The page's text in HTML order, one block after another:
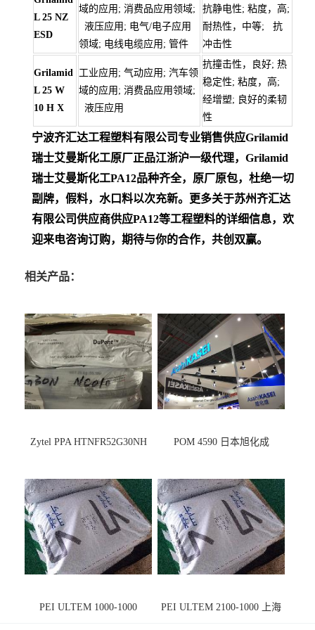
L 25 NZ
ESD
域的应用; 消费品应用领域;
液压应用; 电气/电子应用
领域; 电线电缆应用; 管件
抗静电性; 粘度，高;
耐热性，中等; 抗
冲击性
Grilamid
L 25 W
10 H X
工业应用; 气动应用; 汽车领
域的应用; 消费品应用领域;
液压应用
抗撞击性，良好; 热
稳定性; 粘度，高;
经增塑; 良好的柔韧
性
宁波齐汇达工程塑料有限公司专业销售供应Grilamid
瑞士艾曼斯化工原厂正品江浙沪一级代理，Grilamid
瑞士艾曼斯化工PA12品种齐全，原厂原包，杜绝一切
副牌，假料，水口料以次充新。更多关于苏州齐汇达
有限公司供应商供应PA12等工程塑料的详细信息，欢
迎来电咨询订购，期待与你的合作，共创双赢。
相关产品：
Zytel PPA HTNFR52G30NH POM 4590 日本旭化成
PEI ULTEM 1000-1000
PEI ULTEM 2100-1000 上海